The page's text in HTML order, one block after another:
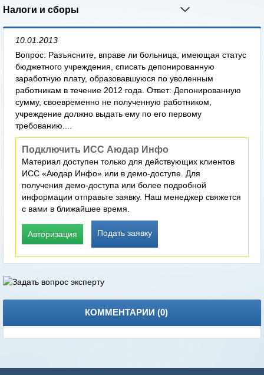
Налоги и сборы
10.01.2013
Вопрос: Разъясните, вправе ли больница, имеющая статус
бюджетного учреждения, списать депонированную
заработную плату, образовавшуюся по уволенным
работникам в течение 2012 года. Ответ: Депонированную
сумму, своевременно не полученную работником,
учреждение должно выдать ему по его первому
требованию....
Подключить ИСС Аюдар Инфо
Материал доступен только для действующих клиентов
ИСС «Аюдар Инфо» или в демо-доступе. Для
получения демо-доступа или более подробной
информации отправьте заявку. Наш менеджер свяжется
с вами в ближайшее время.
Авторизация Подать заявку
КОММЕНТАРИИ (0)